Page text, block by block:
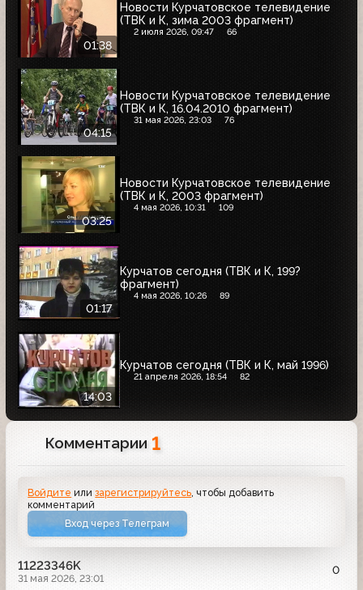
01:38
Новости Курчатовское телевидение
(ТВК и К, зима 2003 фрагмент)
2 июля 2026, 09:47 66
04:15
Новости Курчатовское телевидение
(ТВК и К, 16.04.2010 фрагмент)
31 мая 2026, 23:03 76
03:25
Новости Курчатовское телевидение
(ТВК и К, 2003 фрагмент)
4 мая 2026, 10:31 109
01:17
Курчатов сегодня (ТВК и К, 199?
фрагмент)
4 мая 2026, 10:26 89
14:03
Курчатов сегодня (ТВК и К, май 1996)
21 апреля 2026, 18:54 82
Комментарии 1
Войдите илизарегистрируйтесь, чтобы добавить
комментарий
Вход через Телеграм
11223346K
31 мая 2026, 23:01
0